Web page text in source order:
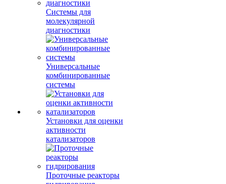
Системы для
молекулярной
диагностики
Универсальные
комбинированные
системы
Установки для оценки
активности
катализаторов
Проточные реакторы